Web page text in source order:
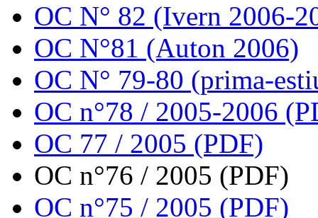
OC N° 82 (Ivern 2006-
OC N°81 (Auton 2006)
OC N° 79-80 (prima-
OC n°78 / 2005-2006
OC 77 / 2005 (PDF)
OC n°76 / 2005 (PDF)
OC n°75 / 2005 (PDF)